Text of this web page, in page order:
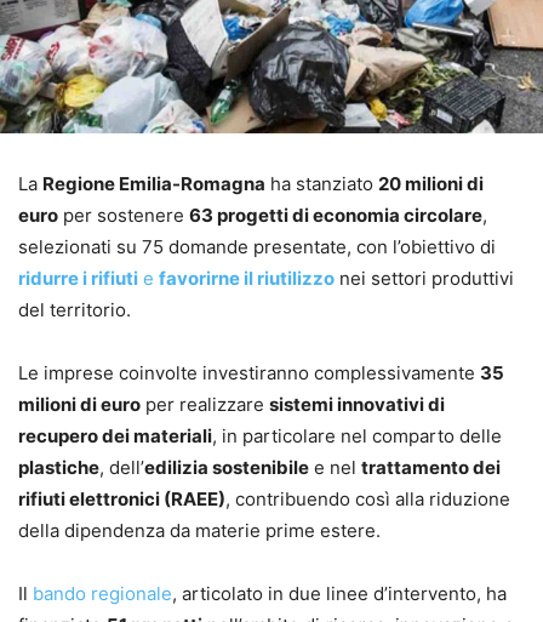
La Regione Emilia-Romagna ha stanziato 20 milioni di
euro per sostenere 63 progetti di economia circolare,
selezionati su 75 domande presentate, con l’obiettivo di
ridurre i rifiuti e favorirne il riutilizzo nei settori produttivi
del territorio.
Le imprese coinvolte investiranno complessivamente 35
milioni di euro per realizzare sistemi innovativi di
recupero dei materiali, in particolare nel comparto delle
plastiche, dell’edilizia sostenibile e nel trattamento dei
rifiuti elettronici (RAEE), contribuendo così alla riduzione
della dipendenza da materie prime estere.
Il bando regionale, articolato in due linee d’intervento, ha